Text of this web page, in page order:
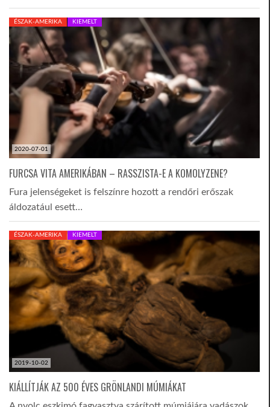
2020-07-01
ÉSZAK-AMERIKA KIEMELT
FURCSA VITA AMERIKÁBAN – RASSZISTA-E A KOMOLYZENE?
Fura jelenségeket is felszínre hozott a rendőri erőszak
áldozatául esett…
2019-10-02
ÉSZAK-AMERIKA KIEMELT
KIÁLLÍTJÁK AZ 500 ÉVES GRÖNLANDI MÚMIÁKAT